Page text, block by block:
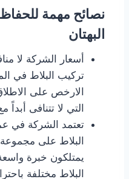
نصائح مهمة
البهتان
أسعار الشركة لا
تركيب البلاط في
الارخص على
التي لا تتنافى
تعتمد الشركة في
البلاط على
يمتلكون خبرة
البلاط مختلفة